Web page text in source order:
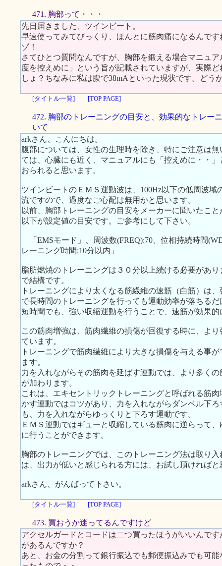
471. 胸部って・・・
先日届きました、ツインビート。
早速使ってみてびっくり、ほんとに筋肉痛になるんで
ゾ！
さてひとつ質問なんですが、胸部を鍛える場合マニュ
度を控えめに」という旨が記載されていますが、実際
しょ？ちなみに私は腹で38mAといった現状です。どう
[タイトル一覧] [TOP PAGE]
472. 胸部のトレーニングの目安と、効果的なトレー
いて
arkさん、こんにちは。
腹部については、女性の生理時を除き、特にご注意は
ては、心臓にも近く、マニュアルにも「控えめに・・
おられると思います。
ツインビートのＥＭＳ運動波は、100Hz以下の低周波
流ですので、過度なご心配は無用かと思います。
以前、胸部トレーニングの目安をメーカーに聞いたこ
以下が設定値の目安です。ご参考にして下さい。
「EMSモード」、周波数(FREQ):70、位相持続時間
レーニング時間:10分以内」
脂肪燃焼のトレーニングは３０分以上続ける必要があ
で結構です。
トレーニングにより太くなる筋繊維の速筋（白筋）は
で長時間のトレーニングを行っても運動効率が落ちるだ
短時間でも、強い収縮運動を行うことで、速筋が効果
この筋肉増強は、筋肉繊維の損傷が回復する時に、よ
ています。
トレーニングで筋肉繊維により大きな損傷を与える事
ます。
力を入れながらその筋肉を延ばす運動では、より多く
が加わります。
これは、エキセントリックトレーニングと呼ばれる筋
かす運動ではコツがあり、力を入れながらダンベル下
も、力を入れながらゆっくりと下ろす運動です。
ＥＭＳ運動ではギューと収縮している筋肉に逆らって
に行うことができます。
胸部のトレーニングでは、このトレーニング法は取り
は、出力が低いと感じられる方には、お試し頂ければと
arkさん、がんばって下さい。
[タイトル一覧] [TOP PAGE]
473. 買おうか迷ってるんですけど
アクセルガードとコードは二つ買ったほうがいいんで
があるんですか？
あと、お金の分割って銀行振込でも郵便振込みでも可